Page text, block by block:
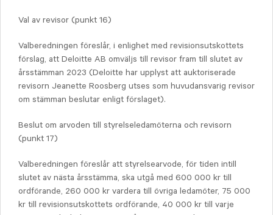
Val av revisor (punkt 16)
Valberedningen föreslår, i enlighet med revisionsutskottets
förslag, att Deloitte AB omväljs till revisor fram till slutet av
årsstämman 2023 (Deloitte har upplyst att auktoriserade
revisorn Jeanette Roosberg utses som huvudansvarig revisor
om stämman beslutar enligt förslaget).
Beslut om arvoden till styrelseledamöterna och revisorn
(punkt 17)
Valberedningen föreslår att styrelsearvode, för tiden intill
slutet av nästa årsstämma, ska utgå med 600 000 kr till
ordförande, 260 000 kr vardera till övriga ledamöter, 75 000
kr till revisionsutskottets ordförande, 40 000 kr till varje